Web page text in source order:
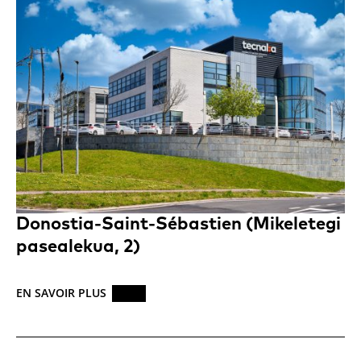
Donostia-Saint-Sébastien (Mikeletegi
pasealekua, 2)
EN SAVOIR PLUS